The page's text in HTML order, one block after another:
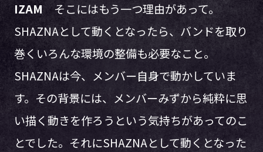
IZAM そこにはもう一つ理由があって。
SHAZNAとして動くとなったら、バンドを取り
巻くいろんな環境の整備も必要なこと。
SHAZNAは今、メンバー自身で動かしていま
す。その背景には、メンバーみずから純粋に思
い描く動きを作ろうという気持ちがあってのこ
とでした。それにSHAZNAとして動くとなった